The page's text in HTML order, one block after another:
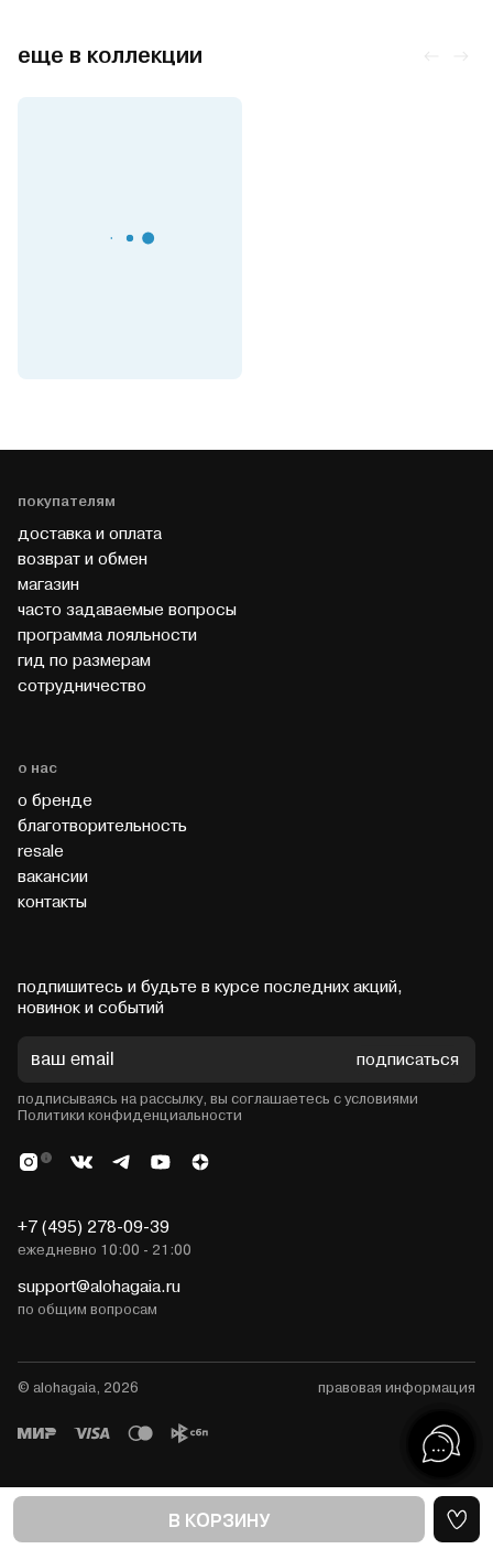
В КОРЗИНУ
еще в коллекции
покупателям
доставка и оплата
возврат и обмен
магазин
часто задаваемые вопросы
программа лояльности
гид по размерам
cотрудничество
о нас
о бренде
благотворительность
resale
вакансии
контакты
+7 (495) 278-09-39
ежедневно 10:00 - 21:00
support@alohagaia.ru
по общим вопросам
подпишитесь и будьте в курсе последних акций,
новинок и событий
подписаться
подписываясь на рассылку, вы соглашаетесь с условиями
Политики конфиденциальности
© alohagaia, 2026 правовая информация